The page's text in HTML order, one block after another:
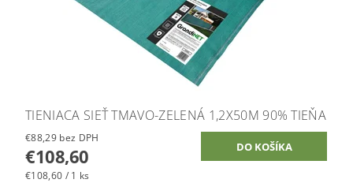
TIENIACA SIEŤ TMAVO-ZELENÁ 1,2X50M 90% TIEŇA
€88,29 bez DPH
€108,60
€108,60 / 1 ks